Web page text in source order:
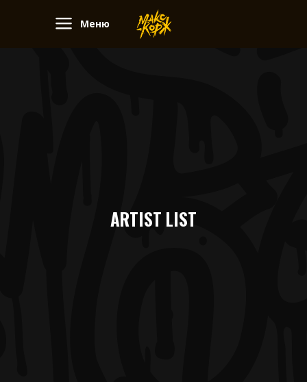
Меню
ARTIST LIST